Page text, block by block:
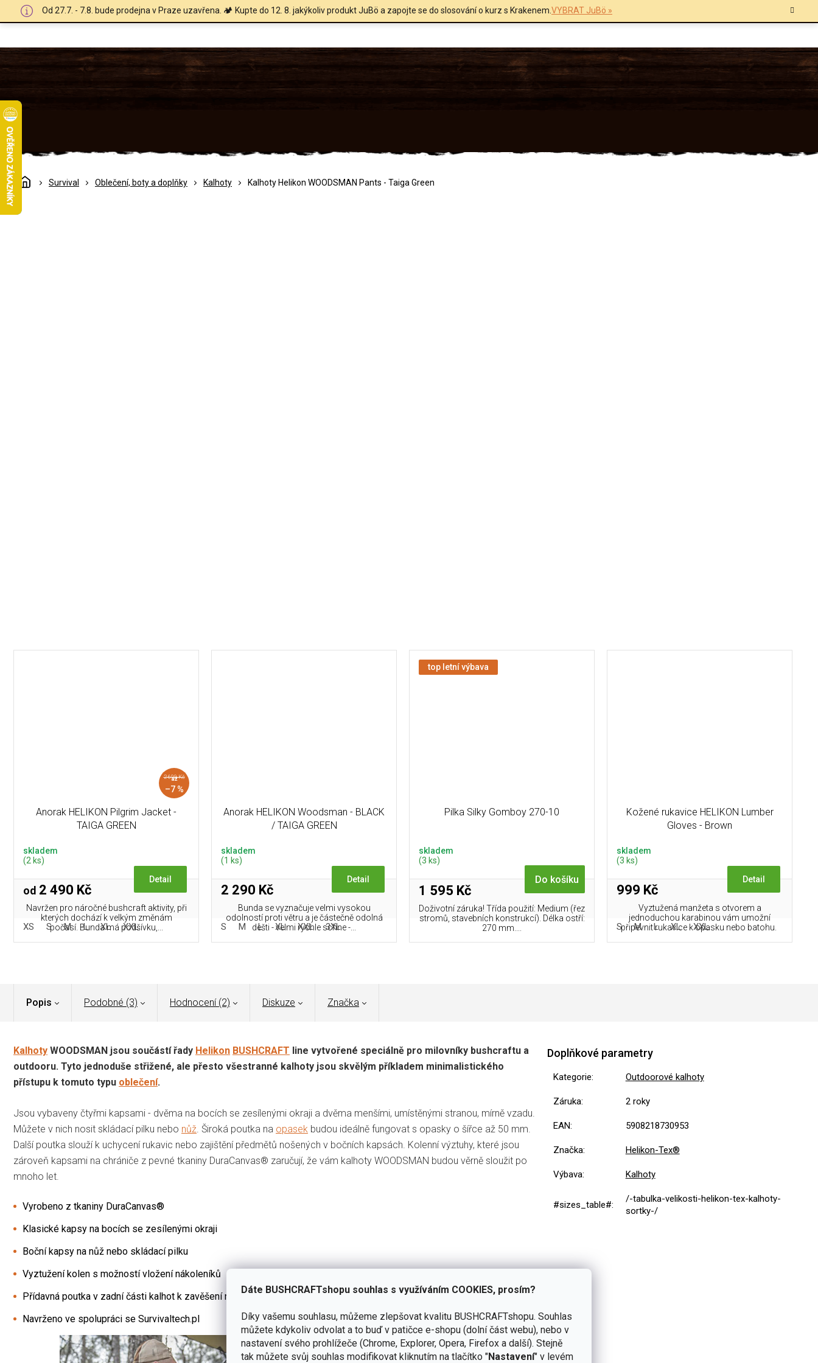
Dáte BUSHCRAFTshopu souhlas s využíváním COOKIES, prosím?
Díky vašemu souhlasu, můžeme zlepšovat kvalitu BUSHCRAFTshopu. Souhlas
můžete kdykoliv odvolat a to buď v patičce e-shopu (dolní část webu), nebo v
nastavení svého prohlížeče (Chrome, Explorer, Opera, Firefox a další). Stejně
tak můžete svůj souhlas modifikovat kliknutím na tlačítko "Nastavení" v levém
Od 27.7. - 7.8. bude prodejna v Praze uzavřena. 🏕️ Kupte do 12. 8. jakýkoliv produkt JuBö a zapojte se do slosování o kurz s Krakenem.VYBRAT JuBö »
DomůSurvival Oblečení, boty a doplňky Kalhoty Kalhoty Helikon WOODSMAN Pants - Taiga Green
2 690 Kč
až
–7 %
Anorak HELIKON Pilgrim Jacket -
TAIGA GREEN
skladem
(2 ks)
od 2 490 Kč
Detail
Navržen pro náročné bushcraft aktivity, při
kterých dochází k velkým změnám
počasí. Bunda má podšívku,...
XS S M L XL XXL
Anorak HELIKON Woodsman - BLACK
/ TAIGA GREEN
skladem
(1 ks)
2 290 Kč
Detail
Bunda se vyznačuje velmi vysokou
odolností proti větru a je částečně odolná
dešti - velmi rychle schne -...
S M L XL XXL 3XL
top letní výbava
Pilka Silky Gomboy 270-10
skladem
(3 ks)
1 595 Kč
Do košíku
Doživotní záruka! Třída použití: Medium (řez
stromů, stavebních konstrukcí). Délka ostří:
270 mm....
Kožené rukavice HELIKON Lumber
Gloves - Brown
skladem
(3 ks)
999 Kč
Detail
Vyztužená manžeta s otvorem a
jednoduchou karabinou vám umožní
připevnit rukavice k opasku nebo batohu.
S M L XL XXL
Popis Podobné (3) Hodnocení (2) Diskuze Značka
Kalhoty WOODSMAN jsou součástí řady Helikon BUSHCRAFT line vytvořené speciálně pro milovníky bushcraftu a
outdooru. Tyto jednoduše střižené, ale přesto všestranné kalhoty jsou skvělým příkladem minimalistického
přístupu k tomuto typu oblečení.
Jsou vybaveny čtyřmi kapsami - dvěma na bocích se zesílenými okraji a dvěma menšími, umístěnými stranou, mírně vzadu.
Můžete v nich nosit skládací pilku nebo nůž. Široká poutka na opasek budou ideálně fungovat s opasky o šířce až 50 mm.
Další poutka slouží k uchycení rukavic nebo zajištění předmětů nošených v bočních kapsách. Kolenní výztuhy, které jsou
zároveň kapsami na chrániče z pevné tkaniny DuraCanvas® zaručují, že vám kalhoty WOODSMAN budou věrně sloužit po
mnoho let.
Vyrobeno z tkaniny DuraCanvas®
Klasické kapsy na bocích se zesílenými okraji
Boční kapsy na nůž nebo skládací pilku
Vyztužení kolen s možností vložení nákoleníků
Přídavná poutka v zadní části kalhot k zavěšení nebo zajištění vybavení
Navrženo ve spolupráci se Survivaltech.pl
Doplňkové parametry
Kategorie: Outdoorové kalhoty
Záruka: 2 roky
EAN: 5908218730953
Značka: Helikon-Tex®
Výbava: Kalhoty
#sizes_table#:
/-tabulka-velikosti-helikon-tex-kalhoty-
sortky-/